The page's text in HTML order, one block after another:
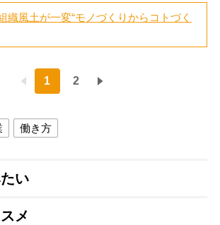
織風土が一変“モノづくりからコトづく
1 2
働き方
い
メ